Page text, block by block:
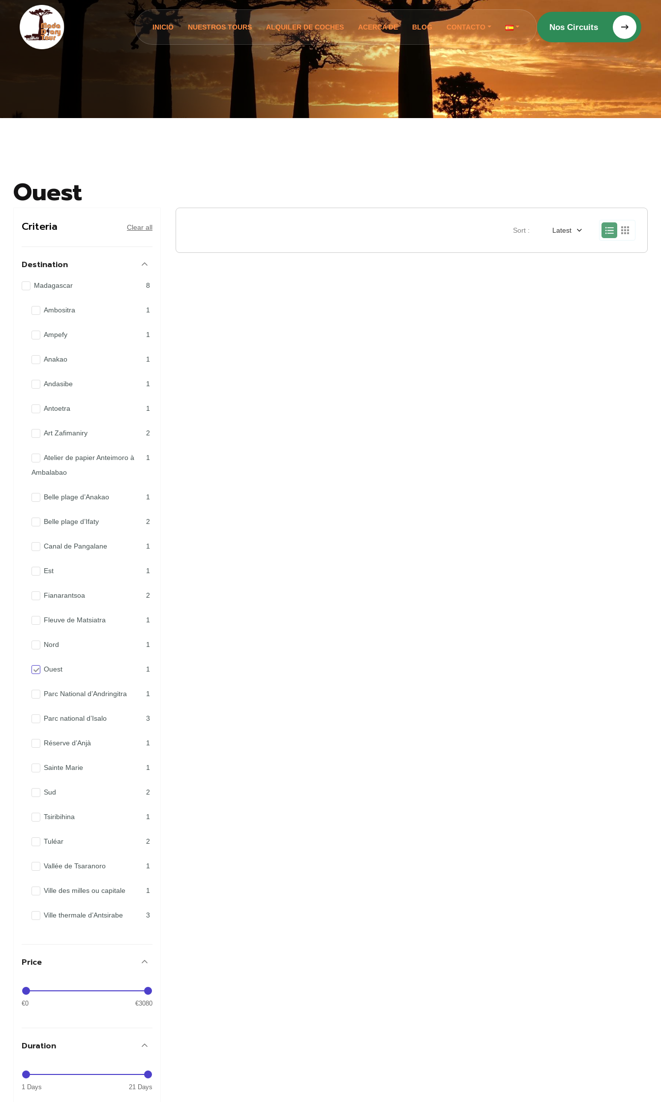
INICIO NUESTROS TOURS ALQUILER DE COCHES ACERCA DE BLOG CONTACTO Nos Circuits
Ouest
Criteria Clear all
Destination
Madagascar 8
Ambositra 1
Ampefy 1
Anakao 1
Andasibe 1
Antoetra 1
Art Zafimaniry 2
Atelier de papier Anteimoro à
Ambalabao
1
Belle plage d’Anakao 1
Belle plage d’Ifaty 2
Canal de Pangalane 1
Est 1
Fianarantsoa 2
Fleuve de Matsiatra 1
Nord 1
Ouest 1
Parc National d’Andringitra 1
Parc national d’Isalo 3
Réserve d’Anjà 1
Sainte Marie 1
Sud 2
Tsiribihina 1
Tuléar 2
Vallée de Tsaranoro 1
Ville des milles ou capitale 1
Ville thermale d’Antsirabe 3
Price
€0 €3080
Duration
1 Days 21 Days
Sort : Latest